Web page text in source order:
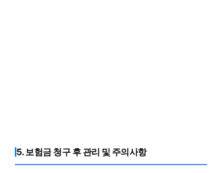
5. 보험금 청구 후 관리 및 주의사항